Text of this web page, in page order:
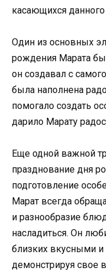
касающихся данного
Один из основных
рождения Марата
он создавал с
была наполнена
помогало создать
дарило Марату
Еще одной важной
празднование дня
подготовление
Марат всегда
и разнообразие
насладиться. Он
близких вкусными
демонстрируя свое